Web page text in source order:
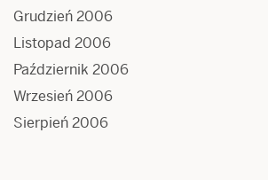
Grudzień 2006
Listopad 2006
Październik 2006
Wrzesień 2006
Sierpień 2006